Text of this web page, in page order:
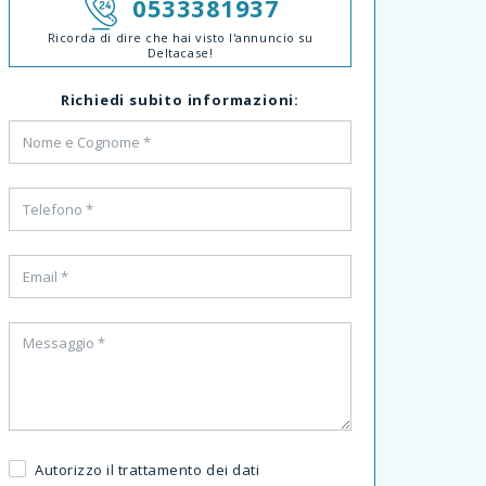
0533381937
Ricorda di dire che hai visto l'annuncio su
Deltacase!
Richiedi subito informazioni:
Autorizzo il trattamento dei dati